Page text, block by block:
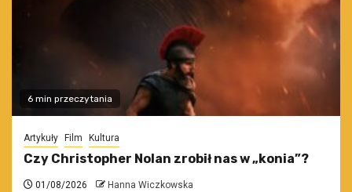
6 min przeczytania
Artykuły Film Kultura
Czy Christopher Nolan zrobił nas w „konia”?
01/08/2026 Hanna Wiczkowska